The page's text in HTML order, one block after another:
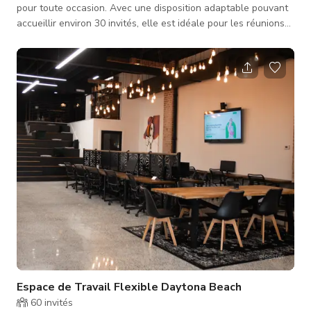
pour toute occasion. Avec une disposition adaptable pouvant
accueillir environ 30 invités, elle est idéale pour les réunions
fêtes. Profitez d'une capacité complète de restauration &
d'aménagements flexibles, assurant une expérience sans
faille avec des options délicieuses pour tous vos invités.
***Veuillez noter que le tarif publié est un tarif de base et p
Espace de Travail Flexible Daytona Beach
60 invités